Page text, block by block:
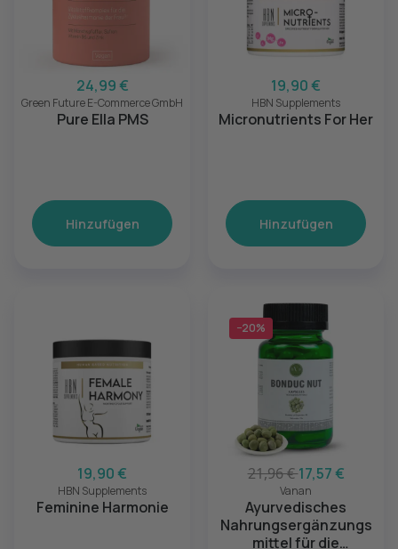
24,99 €
Green Future E-Commerce GmbH
Pure Ella PMS
Hinzufügen
19,90 €
HBN Supplements
Micronutrients For Her
Hinzufügen
19,90 €
HBN Supplements
Feminine Harmonie
−20%
21,96 €17,57 €
Vanan
Ayurvedisches
Nahrungsergänzungs
mittel für die